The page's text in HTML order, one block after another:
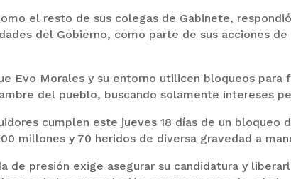
el resto de sus colegas de Gabinete,
del Gobierno, como parte de sus acciones
Evo Morales y su entorno utilicen bloqueos para
del pueblo, buscando solamente intereses
cumplen este jueves 18 días de un bloqueo
millones y 70 heridos de diversa gravedad a
de presión exige asegurar su candidatura y